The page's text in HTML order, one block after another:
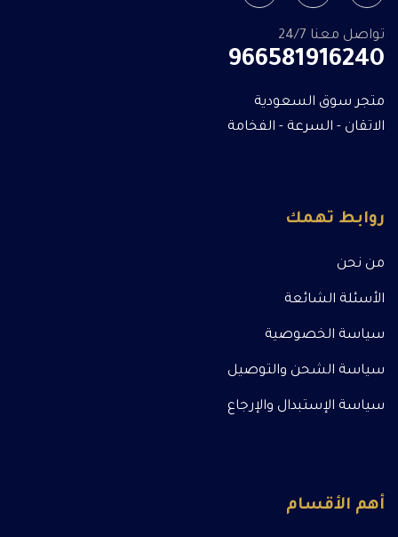
تواصل معنا 24/7
966581916240
متجر سوق السعودية
الاتقان - السرعة - الفخامة
روابط تهمك
من نحن
الأسئلة الشائعة
سياسة الخصوصية
سياسة الشحن والتوصيل
سياسة الإستبدال والإرجاع
أهم الأقسام